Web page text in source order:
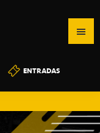
ENTRADAS